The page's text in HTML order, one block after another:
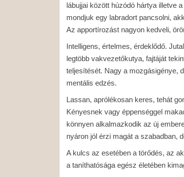
lábujjai között húzódó hártya illetve
mondjuk egy labradort pancsolni,
Az apportírozást nagyon kedveli,
Intelligens, értelmes, érdeklődő.
legtöbb vakvezetőkutya, fajtáját
teljesítését. Nagy a mozgásigénye,
mentális edzés.
Lassan, aprólékosan keres, tehát
Kényesnek vagy éppenséggel
könnyen alkalmazkodik az új
nyáron jól érzi magát a szabadban,
A kulcs az esetében a törődés, az
a taníthatósága egész életében